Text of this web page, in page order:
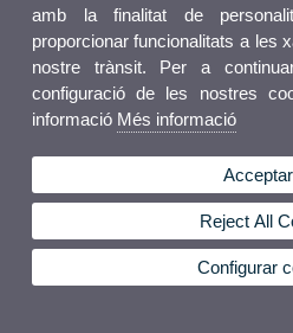
amb la finalitat de
proporcionar funcionalitats a les
nostre trànsit. Per a
configuració de les nostres
informació Més informació
Reject All
Configurar